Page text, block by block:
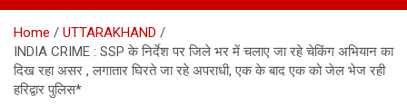
Home
UTTARAKHAND
INDIA CRIME : SSP के निर्देश पर जिले भर में चलाए जा रहे चेकिंग अभियान का
दिख रहा असर , लगातार घिरते जा रहे अपराधी, एक के बाद एक को जेल भेज रही
हरिद्वार पुलिस*